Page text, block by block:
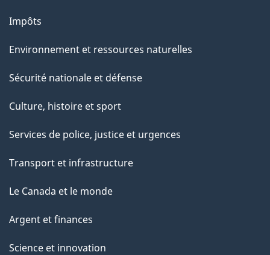
Impôts
Environnement et ressources naturelles
Sécurité nationale et défense
Culture, histoire et sport
Services de police, justice et urgences
Transport et infrastructure
Le Canada et le monde
Argent et finances
Science et innovation